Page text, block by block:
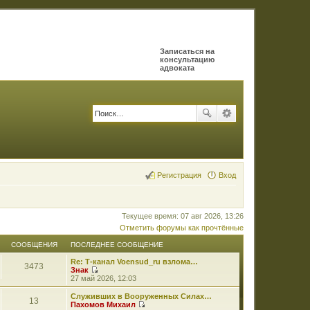
Записаться на
консультацию
адвоката
Вход
Регистрация
Текущее время: 07 авг 2026, 13:26
Отметить форумы как прочтённые
СООБЩЕНИЯ ПОСЛЕДНЕЕ СООБЩЕНИЕ
3473
Re: Т-канал Voensud_ru взлома…
Знак
П
е
р
е
27 май 2026, 12:03
13
Служивших в Вооруженных Силах…
Пахомов Михаил